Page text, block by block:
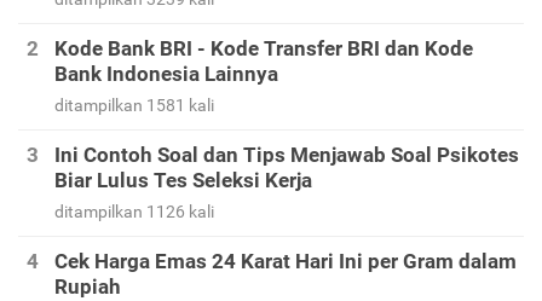
Kode Bank BRI - Kode Transfer BRI dan Kode
Bank Indonesia Lainnya
ditampilkan 1581 kali
Ini Contoh Soal dan Tips Menjawab Soal Psikotes
Biar Lulus Tes Seleksi Kerja
ditampilkan 1126 kali
Cek Harga Emas 24 Karat Hari Ini per Gram dalam
Rupiah